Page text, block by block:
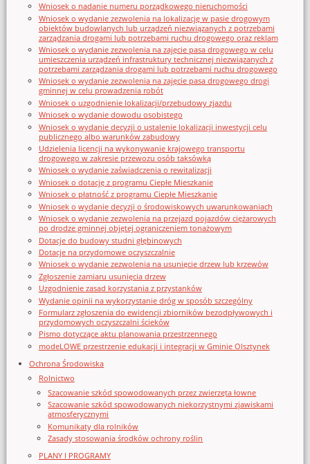
Wniosek o nadanie numeru porządkowego nieruchomości
Wniosek o wydanie zezwolenia na lokalizację w pasie drogowym
obiektów budowlanych lub urządzeń niezwiązanych z potrzebami
zarządzania drogami lub potrzebami ruchu drogowego oraz reklam
Wniosek o wydanie zezwolenia na zajęcie pasa drogowego w celu
umieszczenia urządzeń infrastruktury technicznej niezwiązanych z
potrzebami zarządzania drogami lub potrzebami ruchu drogowego
Wniosek o wydanie zezwolenia na zajęcie pasa drogowego drogi
gminnej w celu prowadzenia robót
Wniosek o uzgodnienie lokalizacji/przebudowy zjazdu
Wniosek o wydanie dowodu osobistego
Wniosek o wydanie decyzji o ustalenie lokalizacji inwestycji celu
publicznego albo warunków zabudowy
Udzielenia licencji na wykonywanie krajowego transportu
drogowego w zakresie przewozu osób taksówką
Wniosek o wydanie zaświadczenia o rewitalizacji
Wniosek o dotację z programu Ciepłe Mieszkanie
Wniosek o płatność z programu Ciepłe Mieszkanie
Wniosek o wydanie decyzji o środowiskowych uwarunkowaniach
Wniosek o wydanie zezwolenia na przejazd pojazdów ciężarowych
po drodze gminnej objętej ograniczeniem tonażowym
Dotacje do budowy studni głębinowych
Dotacje na przydomowe oczyszczalnie
Wniosek o wydanie zezwolenia na usunięcie drzew lub krzewów
Zgłoszenie zamiaru usunięcia drzew
Uzgodnienie zasad korzystania z przystanków
Wydanie opinii na wykorzystanie dróg w sposób szczególny
Formularz zgłoszenia do ewidencji zbiorników bezodpływowych i
przydomowych oczyszczalni ścieków
Pismo dotyczące aktu planowania przestrzennego
modeLOWE przestrzenie edukacji i integracji w Gminie Olsztynek
Ochrona Środowiska
Rolnictwo
Szacowanie szkód spowodowanych przez zwierzęta łowne
Szacowanie szkód spowodowanych niekorzystnymi zjawiskami
atmosferycznymi
Komunikaty dla rolników
Zasady stosowania środków ochrony roślin
PLANY I PROGRAMY